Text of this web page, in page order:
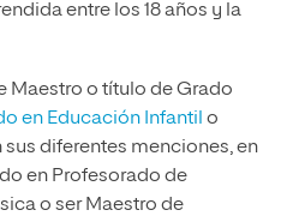
entre los 18 años y la
Maestro o título de Grado
en Educación Infantil o
diferentes menciones, en
en Profesorado de
o ser Maestro de